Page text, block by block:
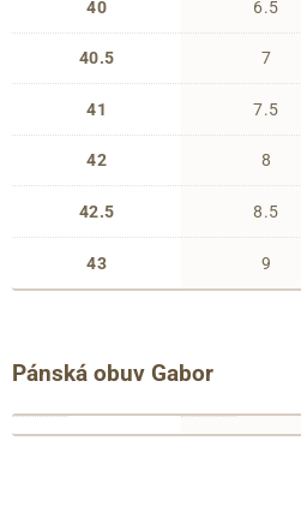
40
40.5
41
42
42.5
43
6.5
7
7.5
8
8.5
9
Pánská obuv Gabor
francouzské
anglické